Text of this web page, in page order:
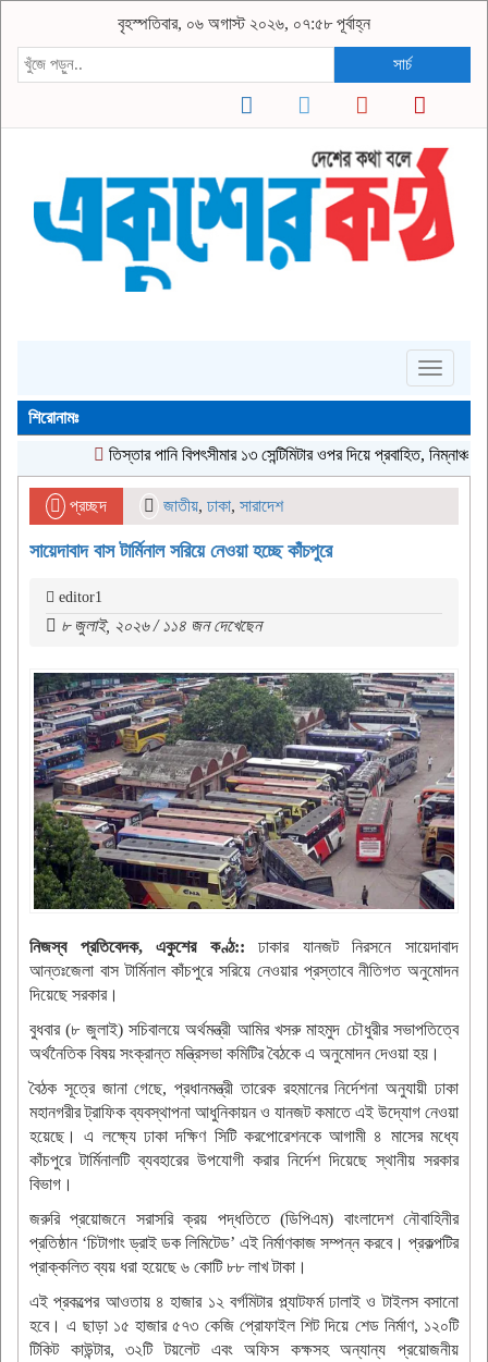
বৃহস্পতিবার, ০৬ অগাস্ট ২০২৬, ০৭:৫৮ পূর্বাহ্ন
সার্চ
Toggle
শিরোনামঃ
‎তিস্তার পানি বিপৎসীমার ১৩ সেন্টিমিটার ওপর দিয়ে প্রবাহিত, নিম্নাঞ্চলে
প্রচ্ছদ জাতীয়, ঢাকা, সারাদেশ
সায়েদাবাদ বাস টার্মিনাল সরিয়ে নেওয়া হচ্ছে কাঁচপুরে
editor1
৮ জুলাই, ২০২৬ / ১১৪ জন দেখেছেন
নিজস্ব প্রতিবেদক, একুশের কণ্ঠ:: ঢাকার যানজট নিরসনে সায়েদাবাদ
আন্তঃজেলা বাস টার্মিনাল কাঁচপুরে সরিয়ে নেওয়ার প্রস্তাবে নীতিগত অনুমোদন
দিয়েছে সরকার।
বুধবার (৮ জুলাই) সচিবালয়ে অর্থমন্ত্রী আমির খসরু মাহমুদ চৌধুরীর সভাপতিত্বে
অর্থনৈতিক বিষয় সংক্রান্ত মন্ত্রিসভা কমিটির বৈঠকে এ অনুমোদন দেওয়া হয়।
বৈঠক সূত্রে জানা গেছে, প্রধানমন্ত্রী তারেক রহমানের নির্দেশনা অনুযায়ী ঢাকা
মহানগরীর ট্রাফিক ব্যবস্থাপনা আধুনিকায়ন ও যানজট কমাতে এই উদ্যোগ নেওয়া
হয়েছে। এ লক্ষ্যে ঢাকা দক্ষিণ সিটি করপোরেশনকে আগামী ৪ মাসের মধ্যে
কাঁচপুরে টার্মিনালটি ব্যবহারের উপযোগী করার নির্দেশ দিয়েছে স্থানীয় সরকার
বিভাগ।
জরুরি প্রয়োজনে সরাসরি ক্রয় পদ্ধতিতে (ডিপিএম) বাংলাদেশ নৌবাহিনীর
প্রতিষ্ঠান ‘চিটাগাং ড্রাই ডক লিমিটেড’ এই নির্মাণকাজ সম্পন্ন করবে। প্রকল্পটির
প্রাক্কলিত ব্যয় ধরা হয়েছে ৬ কোটি ৮৮ লাখ টাকা।
এই প্রকল্পের আওতায় ৪ হাজার ১২ বর্গমিটার প্ল্যাটফর্ম ঢালাই ও টাইলস বসানো
হবে। এ ছাড়া ১৫ হাজার ৫৭৩ কেজি প্রোফাইল শিট দিয়ে শেড নির্মাণ, ১২০টি
টিকিট কাউন্টার, ৩২টি টয়লেট এবং অফিস কক্ষসহ অন্যান্য প্রয়োজনীয়